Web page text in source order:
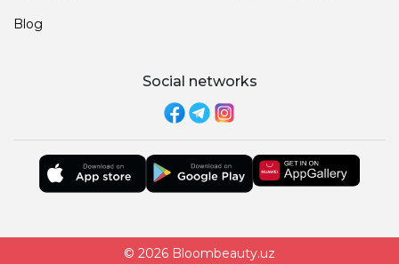
Blog
Social networks
© 2026 Bloombeauty.uz